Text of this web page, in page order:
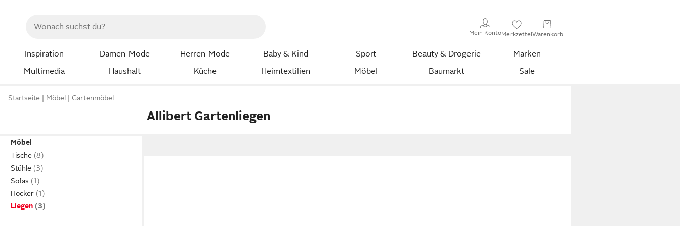
Mein KontoMerkzettelWarenkorb
Inspiration Damen-Mode Herren-Mode Baby & Kind Sport Beauty & Drogerie
Marken
Multimedia
Haushalt Küche Heimtextilien Möbel Baumarkt Sale
Startseite Möbel Gartenmöbel
Allibert Gartenliegen
Möbel
Tische
Stühle
Sofas
Hocker
Liegen